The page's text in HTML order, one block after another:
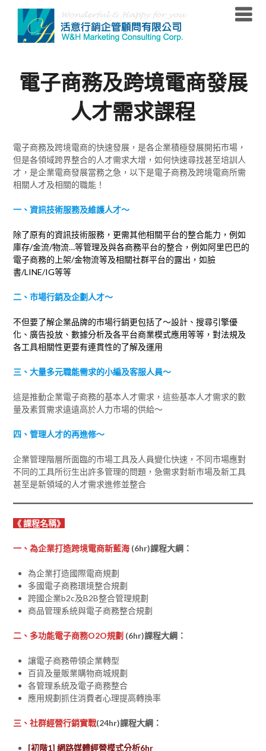
content
電子商務及跨境電商發展
人才需求課程
電子商務及跨境電商的快速發展，是各企業積極發展開拓市場，
但是各領域跨界整合的人才需求大增，如何快速尋找甚至培訓人
才，是企業電商發展當務之急，以下是電子商務及跨境電商所需
相關人才及相關的職能！
一、資訊技術服務及維護人才～
除了原有的資訊技術服務，更需其他相關平台的整合能力，例如
庫存/金流/物流…等管理及與各商務平台的整合，例如阿里巴巴的
電子商務的上架/金物流等及相關社群平台的露出，如臉
書/LINE/IG等等
二、市場行銷及企劃人才～
不但要了解企業品牌的市場行銷更包括了～設計、搜尋引擎優
化、廣告投放、數據分析及各平台商業模式應用等等，對法規及
各工具相關性更要有連貫性的了解及運用
三、大量多元職能需求的小編及客服人員～
這是推動企業電子商務的基本人才需求，這些基本人才需求的數
量及素質需求遠遠高於人力市場的供給～
四、管理人才的再進修～
企業管理階層所面臨的市場工具及人員變化快速，不同市場應對
不同的工具所衍生出許多管理的問題，急需求對新市場及新工具
甚至是新領域的人才需求進修並整合
《 課程名稱》
一、為企業打造跨境電商新藍海 (6hr)課程大綱：
為企業打造國際電商規劃
多國電子商務環境整合規劃
跨國企業b2c及B2B整合管理規劃
商品管理系統與電子商務整合規劃
二、多功能電子商務O2O規劃 (6hr)課程大綱：
讓電子商務帶領企業轉型
百貨及量販業購物商城規劃
各管理系統及電子商務整合
應用規劃抓住消費者心理提高轉換率
三 、社群經營行銷實戰(24hr)課程大綱：
[初階1] 網路媒體經營模式分析6hr